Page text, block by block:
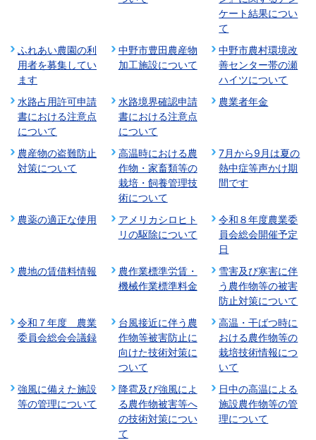
ケート結果につい
て
ふれあい農園の利
用者を募集してい
ます
中野市豊田農産物
加工施設について
中野市農村環境改
善センター帯の瀬
ハイツについて
水路占用許可申請
書における注意点
について
水路境界確認申請
書における注意点
について
農業者年金
農産物の盗難防止
対策について
高温時における農
作物・家畜類等の
栽培・飼養管理技
術について
7月から9月は夏の
熱中症等声かけ期
間です
農薬の適正な使用
アメリカシロヒト
リの駆除について
令和８年度農業委
員会総会開催予定
日
農地の賃借料情報
農作業標準労賃・
機械作業標準料金
雪害及び寒害に伴
う農作物等の被害
防止対策について
令和７年度 農業
委員会総会会議録
台風接近に伴う農
作物等被害防止に
向けた技術対策に
ついて
高温・干ばつ時に
おける農作物等の
栽培技術情報につ
いて
強風に備えた施設
等の管理について
降雹及び強風によ
る農作物被害等へ
の技術対策につい
て
日中の高温による
施設農作物等の管
理について